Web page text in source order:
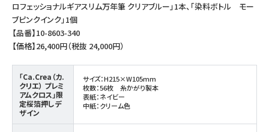
ロフェッショナルギアスリム万年筆 クリアブルー」1本、「染料ボトル モー
ブピンクインク」1個
【品番】10-8603-340
【価格】26,400円（税抜 24,000円）
「Ca.Crea（カ.
クリエ） プレミ
アムクロス」限
定桜箔押しデ
ザイン
サイズ：H215×W105mm
枚数：56枚 糸かがり製本
表紙：ネイビー
中紙：クリーム色